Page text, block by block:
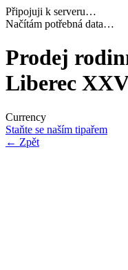
Připojuji k serveru…
Navazuji bezpečné spojení…
Prodej
Liberec
Currency
Staňte se naším tipařem
← Zpět